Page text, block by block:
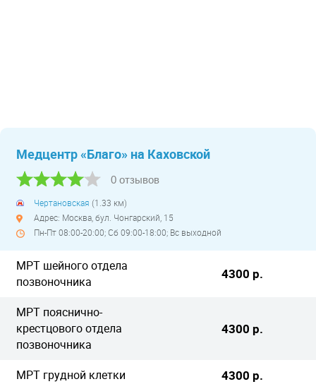
Медцентр «Благо» на Каховской
0 отзывов
Чертановская (1.33 км)
Адрес: Москва, бул. Чонгарский, 15
Пн-Пт 08:00-20:00; Сб 09:00-18:00; Вс выходной
МРТ шейного отдела
позвоночника
4300 р.
МРТ пояснично-
крестцового отдела
позвоночника
4300 р.
МРТ грудной клетки 4300 р.